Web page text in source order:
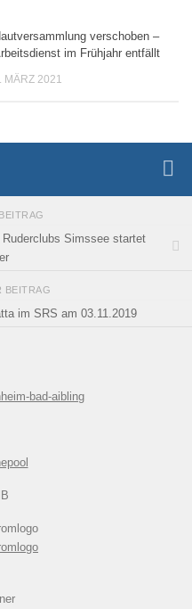
verschoben –
im Frühjahr entfällt
MÄRZ 2021
Simssee startet
BEITRAG
im SRS am 03.11.2019